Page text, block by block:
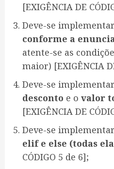
[EXIGÊNCIA DE
Deve-se
conforme a
atente-se as
maior) [EXIGÊNCIA
Deve-se
desconto e o valor
[EXIGÊNCIA DE
Deve-se
elif e else (todas
CÓDIGO 5 de 6];